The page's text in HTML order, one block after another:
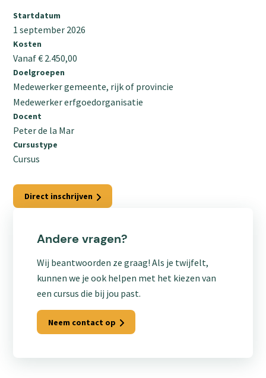
Startdatum
1 september 2026
Kosten
Vanaf € 2.450,00
Doelgroepen
Medewerker gemeente, rijk of provincie
Medewerker erfgoedorganisatie
Docent
Peter de la Mar
Cursustype
Cursus
Direct inschrijven
Andere vragen?
Wij beantwoorden ze graag! Als je twijfelt,
kunnen we je ook helpen met het kiezen van
een cursus die bij jou past.
Neem contact op